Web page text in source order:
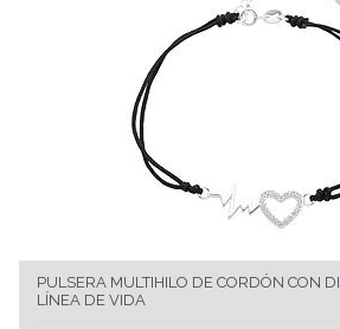
PULSERA MULTIHILO DE CORDÓN CON
LÍNEA DE VIDA